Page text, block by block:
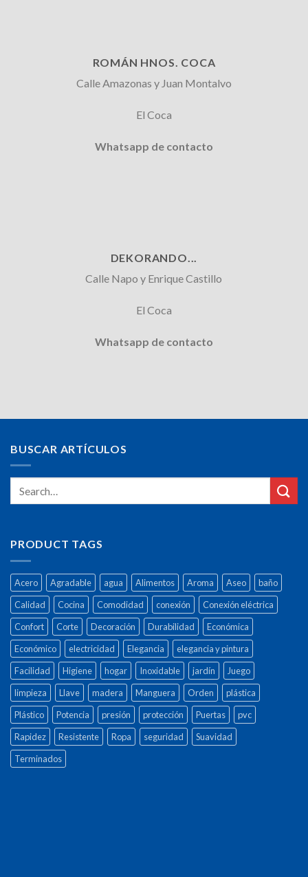
ROMÁN HNOS. COCA
Calle Amazonas y Juan Montalvo
El Coca
Whatsapp de contacto
DEKORANDO...
Calle Napo y Enrique Castillo
El Coca
Whatsapp de contacto
BUSCAR ARTÍCULOS
PRODUCT TAGS
Acero Agradable agua Alimentos Aroma Aseo
baño
Calidad
Cocina Comodidad conexión
Conexión eléctrica
Confort
Corte Decoración Durabilidad
Económica
Económico
electricidad Elegancia
elegancia y pintura
Facilidad
Higiene hogar Inoxidable jardín
Juego
limpieza
Llave madera Manguera Orden
plástica
Plástico
Potencia presión protección Puertas
pvc
Rapidez
Resistente Ropa seguridad
Suavidad
Terminados